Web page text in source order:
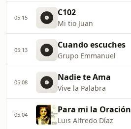
05:15 C102
Mi tio Juan
05:13 Cuando escuches
Grupo Emmanuel
05:08 Nadie te Ama
Vive la Palabra
05:04 Para mi la Oración
Luis Alfredo Díaz